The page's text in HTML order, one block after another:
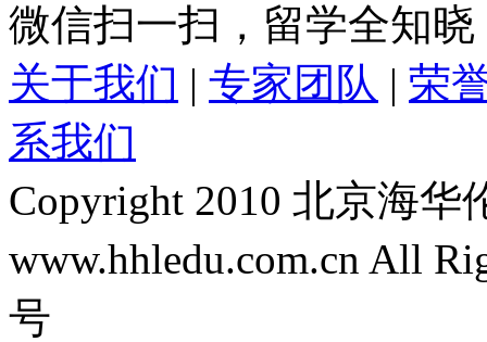
微信扫一扫，留学全知晓
关于我们 | 专家团队 | 荣
系我们
Copyright 2010 北京海
www.hhledu.com.cn All
号